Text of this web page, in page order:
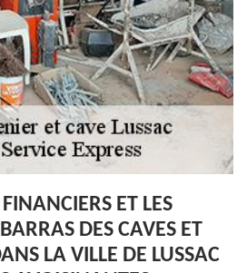
ET LES
DES CAVES ET
LA VILLE DE LUSSAC